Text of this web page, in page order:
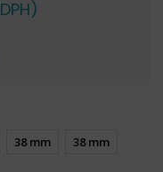
38 mm
38 mm